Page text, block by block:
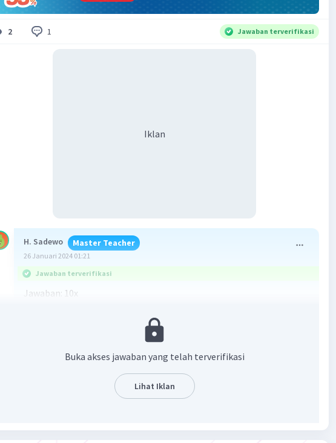
2 1 Jawaban terverifikasi
Iklan
H. Sadewo Master Teacher
26 Januari 2024 01:21
Jawaban terverifikasi
Jawaban: 10x
Buka akses jawaban yang telah terverifikasi
Lihat Iklan